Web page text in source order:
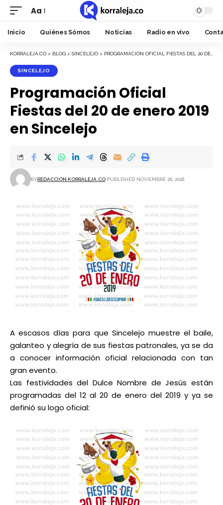
Font
Resizer
Aa
Inicio Quiénes Sómos Noticias Radio en vivo
KORRALEJA.CO > BLOG > SINCELEJO > PROGRAMACIÓN OFICIAL FIESTAS DEL 20 DE ENERO 2019 EN SINCELEJO
SINCELEJO
Programación Oficial
Fiestas del 20 de enero 2019
en Sincelejo
BYREDACCIÓN KORRALEJA.CO PUBLISHED NOVIEMBRE 26, 2018
A escasos días para que Sincelejo muestre el baile,
galanteo y alegría de sus fiestas patronales, ya se da
a conocer información oficial relacionada con tan
gran evento.
Las festividades del Dulce Nombre de Jesús están
programadas del 12 al 20 de enero del 2019 y ya se
definió su logo oficial: